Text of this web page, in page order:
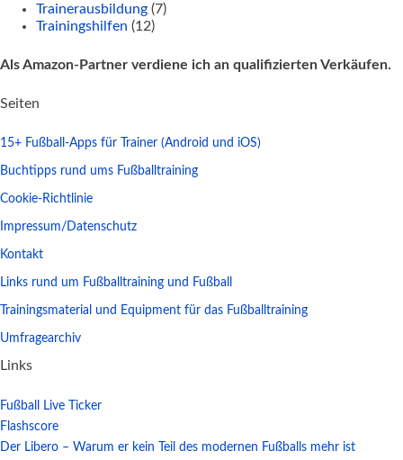
Trainerausbildung (7)
Trainingshilfen (12)
Als Amazon-Partner verdiene ich an qualifizierten Verkäufen.
Seiten
15+ Fußball-Apps für Trainer (Android und iOS)
Buchtipps rund ums Fußballtraining
Cookie-Richtlinie
Impressum/Datenschutz
Kontakt
Links rund um Fußballtraining und Fußball
Trainingsmaterial und Equipment für das Fußballtraining
Umfragearchiv
Links
Fußball Live Ticker
Flashscore
Der Libero – Warum er kein Teil des modernen Fußballs mehr ist